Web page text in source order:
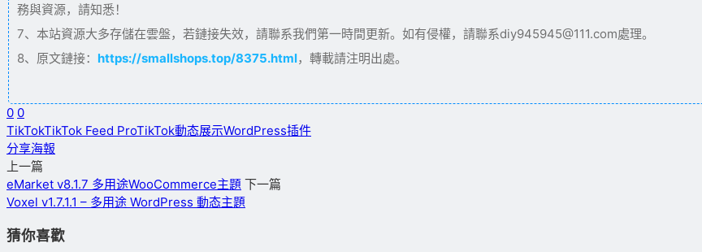
務與資源，請知悉！
7、本站資源大多存儲在雲盤，若鏈接失效，請聯系我們第一時間更新。如有侵權，請聯系diy945945@111.com處理。
8、原文鏈接： https://smallshops.top/8375.html，轉載請注明出處。
0 0
TikTokTikTok Feed ProTikTok動态展示WordPress插件
分享海報
上一篇
eMarket v8.1.7 多用途WooCommerce主題 下一篇
Voxel v1.7.1.1 – 多用途 WordPress 動态主題
猜你喜歡